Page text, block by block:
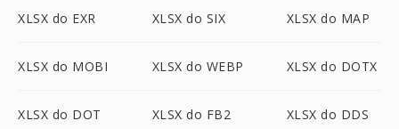
XLSX do EXR XLSX do SIX XLSX do MAP
XLSX do MOBI XLSX do WEBP XLSX do DOTX
XLSX do DOT XLSX do FB2 XLSX do DDS